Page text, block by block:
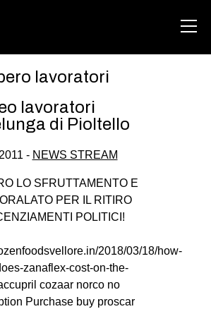
ABOUT
AREA
GAZA FREESTYLE
CSOA LAMBRETTA
MSM
STUDENTI TSUNAMI
ZAM
lavoratori
lavoratori
di Pioltello
- NEWS STREAM
LO SFRUTTAMENTO E
PER IL RITIRO
POLITICI!
2018/03/18/how-
zanaflex-cost-on-the-
cozaar norco no
Purchase buy proscar